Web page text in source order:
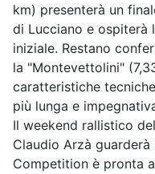
km) presenterà un
di Lucciano e ospiterà
iniziale. Restano
la "Montevettolini"
caratteristiche
più lunga e
Il weekend rallistico
Claudio Arzà
Competition è pronta